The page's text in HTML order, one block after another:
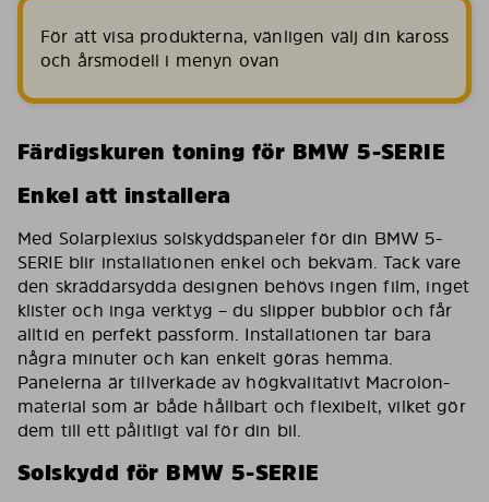
För att visa produkterna, vänligen välj din kaross
och årsmodell i menyn ovan
Färdigskuren toning för BMW 5-SERIE
Enkel att installera
Med Solarplexius solskyddspaneler för din BMW 5-
SERIE blir installationen enkel och bekväm. Tack vare
den skräddarsydda designen behövs ingen film, inget
klister och inga verktyg – du slipper bubblor och får
alltid en perfekt passform. Installationen tar bara
några minuter och kan enkelt göras hemma.
Panelerna är tillverkade av högkvalitativt Macrolon-
material som är både hållbart och flexibelt, vilket gör
dem till ett pålitligt val för din bil.
Solskydd för BMW 5-SERIE